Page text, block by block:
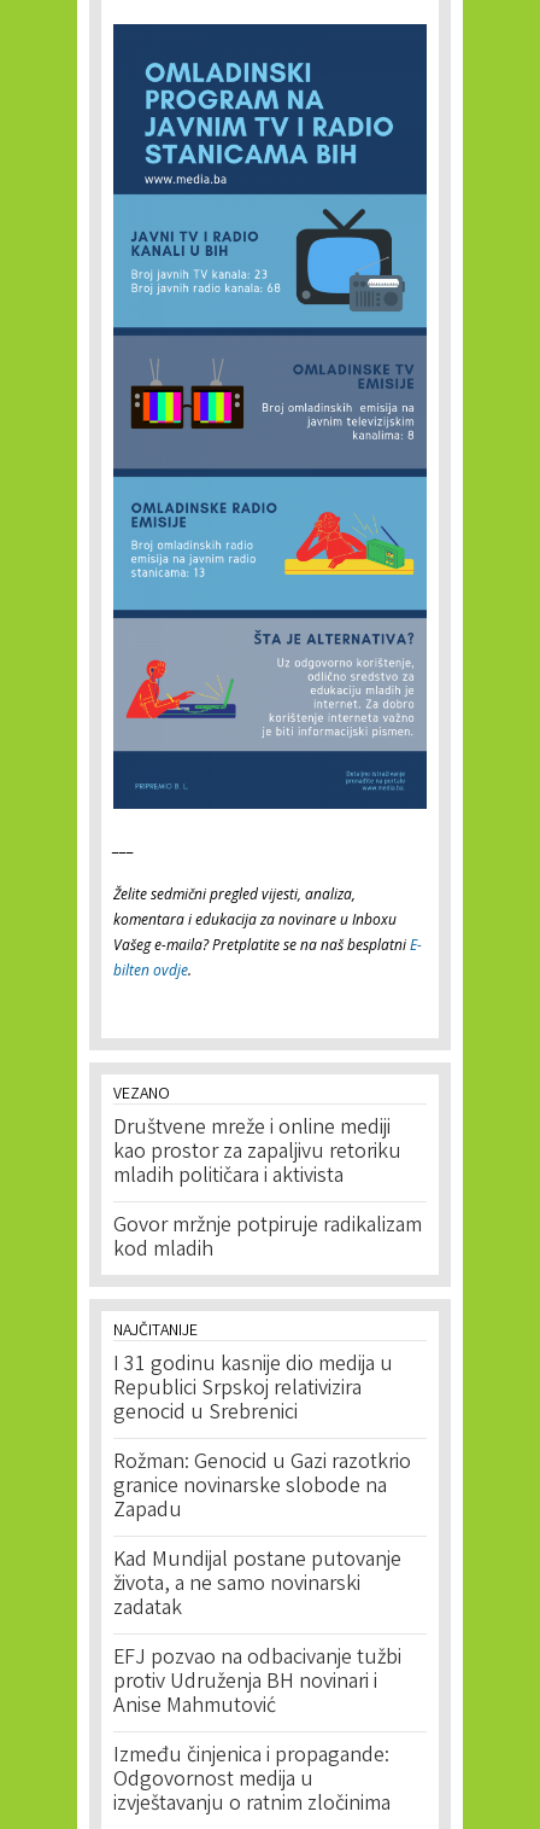
Želite sedmični pregled vijesti, analiza,
komentara i edukacija za novinare u Inboxu
Vašeg e-maila? Pretplatite se na naš besplatniE-
bilten ovdje.
VEZANO
Društvene mreže i online mediji
kao prostor za zapaljivu retoriku
mladih političara i aktivista
Govor mržnje potpiruje radikalizam
kod mladih
NAJČITANIJE
I 31 godinu kasnije dio medija u
Republici Srpskoj relativizira
genocid u Srebrenici
Rožman: Genocid u Gazi razotkrio
granice novinarske slobode na
Zapadu
Kad Mundijal postane putovanje
života, a ne samo novinarski
zadatak
EFJ pozvao na odbacivanje tužbi
protiv Udruženja BH novinari i
Anise Mahmutović
Između činjenica i propagande:
Odgovornost medija u
izvještavanju o ratnim zločinima